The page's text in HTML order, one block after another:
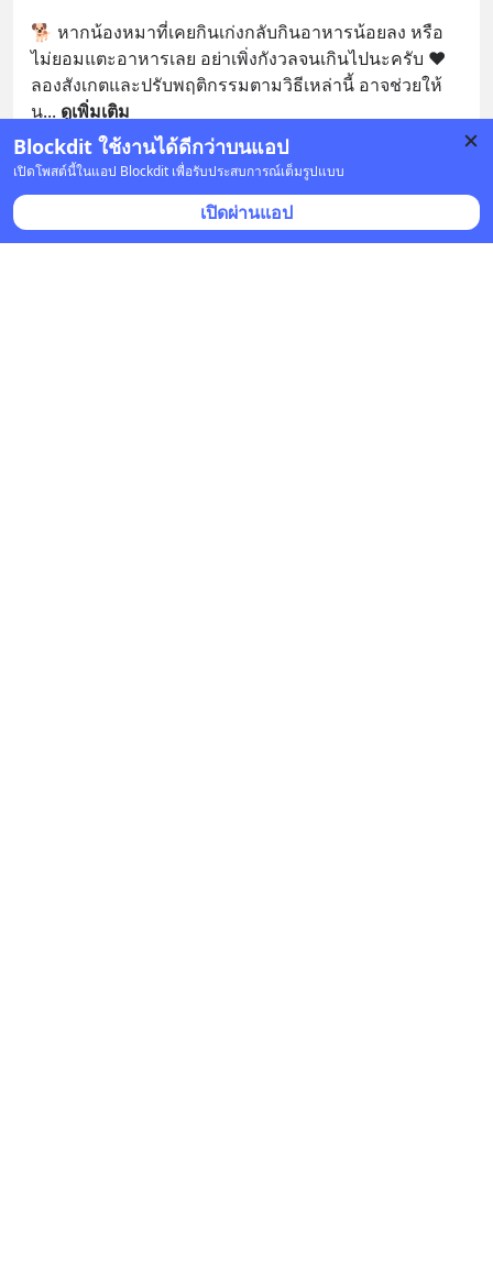
Blockdit ใช้งานได้ดีกว่าบนแอป
เปิดโพสต์นี้ในแอป Blockdit เพื่อรับประสบการณ์เต็มรูปแบบ
เปิดผ่านแอป
🐕 หากน้องหมาที่เคยกินเก่งกลับกินอาหารน้อยลง หรือ
ไม่ยอมแตะอาหารเลย อย่าเพิ่งกังวลจนเกินไปนะครับ ❤️
ลองสังเกตและปรับพฤติกรรมตามวิธีเหล่านี้ อาจช่วยให้
น... ดูเพิ่มเติม
บันทึก
สัตว์เลี้ยงน่ารู้ By ริมบึงรักษาสัตว์ • ติดตาม
8 มิ.ย. เวลา 03:53 • สัตว์เลี้ยง